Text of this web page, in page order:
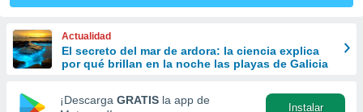
forma
digital
Actualidad
El secreto del mar de ardora: la ciencia explica
por qué brillan en la noche las playas de Galicia
¡Descarga GRATIS la app de
Instalar